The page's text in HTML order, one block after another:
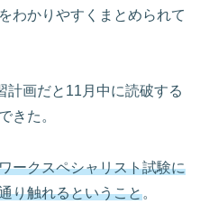
わかりやすくまとめられて
計画だと11月中に読破する
きた。
ークスペシャリスト試験に
り触れるということ。